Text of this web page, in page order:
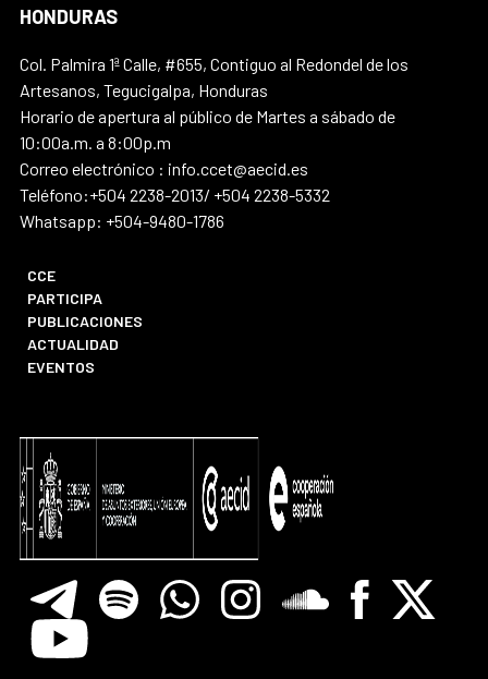
HONDURAS
Col. Palmira 1ª Calle, #655, Contiguo al Redondel de los
Artesanos, Tegucigalpa, Honduras
Horario de apertura al público de Martes a sábado de
10:00a.m. a 8:00p.m
Correo electrónico : info.ccet@aecid.es
Teléfono:+504 2238-2013/ +504 2238-5332
Whatsapp: +504-9480-1786
CCE
PARTICIPA
PUBLICACIONES
ACTUALIDAD
EVENTOS
TelegramSpotify WhatsappInstagramSoundcloreFacebook
X
Youtube